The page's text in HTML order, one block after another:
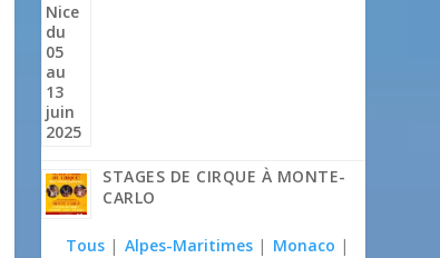
STAGES DE CIRQUE À MONTE-
CARLO
Tous | Alpes-Maritimes | Monaco |